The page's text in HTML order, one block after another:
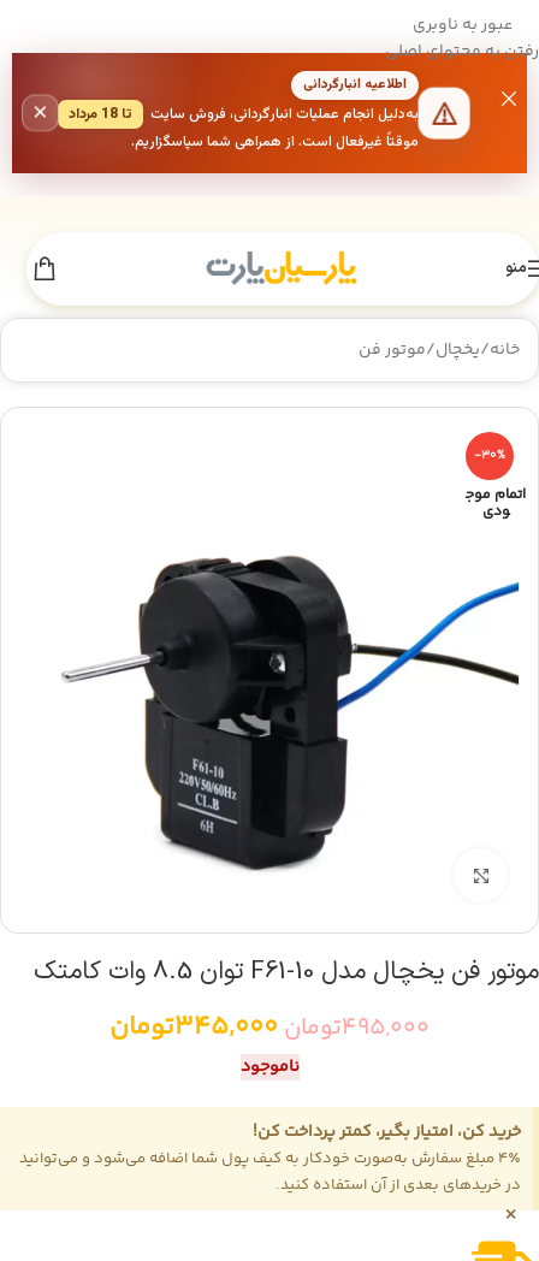
عبور به ناوبری
رفتن به محتوای اصلی
اطلاعیه انبارگردانی
به‌دلیل انجام عملیات انبارگردانی، فروش سایت
تا 18 مرداد
موقتاً غیرفعال است. از همراهی شما سپاسگزاریم.
×
منو
خانه/یخچال/موتور فن
-30%
اتمام موج
ودی
موتور فن یخچال مدل F61-10 توان 8.5 وات کامتک
495,000تومان 345,000تومان
ناموجود
خرید کن، امتیاز بگیر، کمتر پرداخت کن!
4٪ مبلغ سفارش به‌صورت خودکار به کیف پول شما اضافه می‌شود و می‌توانید
در خریدهای بعدی از آن استفاده کنید.
×